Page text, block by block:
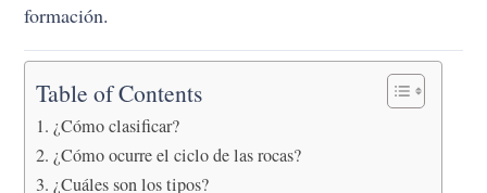
formación.
Table of Contents
¿Cómo clasificar?
¿Cómo ocurre el ciclo de las rocas?
¿Cuáles son los tipos?